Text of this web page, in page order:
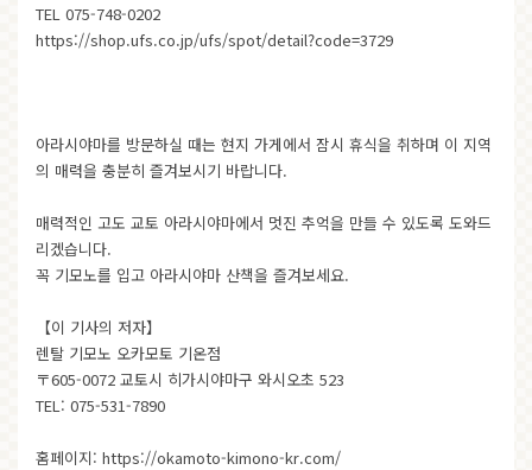
TEL 075-748-0202
https://shop.ufs.co.jp/ufs/spot/detail?code=3729
아라시야마를 방문하실 때는 현지 가게에서 잠시 휴식을 취하며 이 지역
의 매력을 충분히 즐겨보시기 바랍니다.
매력적인 고도 교토 아라시야마에서 멋진 추억을 만들 수 있도록 도와드
리겠습니다.
꼭 기모노를 입고 아라시야마 산책을 즐겨보세요.
【이 기사의 저자】
렌탈 기모노 오카모토 기온점
〒605-0072 교토시 히가시야마구 와시오초 523
TEL: 075-531-7890
홈페이지: https://okamoto-kimono-kr.com/